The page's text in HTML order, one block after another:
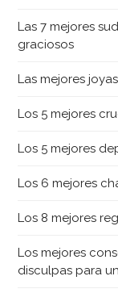
Las 7 mejores
graciosos
Las mejores
Los 5 mejores
Los 5 mejores
Los 6 mejores
Los 8 mejores
Los mejores
disculpas para